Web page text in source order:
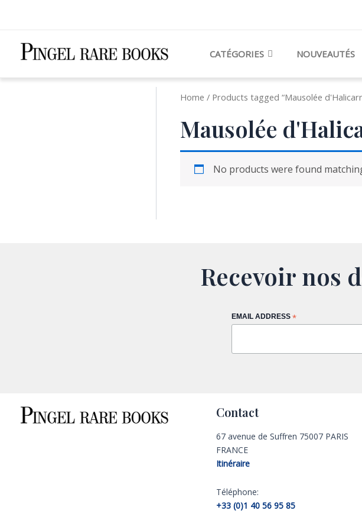
CATÉGORIES NOUVEAUTÉS
Home / Products tagged “Mausolée
Mausolée
No products were found
Recevoir nos
EMAIL ADDRESS *
Contact
67 avenue de Suffren 75007 PARIS
FRANCE
Itinéraire
Téléphone:
+33 (0)1 40 56 95 85